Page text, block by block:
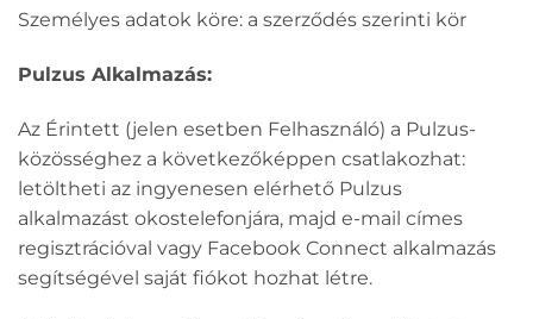
Személyes adatok köre: a szerződés szerinti kör
Pulzus Alkalmazás:
Az Érintett (jelen esetben Felhasználó) a Pulzus-
közösséghez a következőképpen csatlakozhat:
letöltheti az ingyenesen elérhető Pulzus
alkalmazást okostelefonjára, majd e-mail címes
regisztrációval vagy Facebook Connect alkalmazás
segítségével saját fiókot hozhat létre.